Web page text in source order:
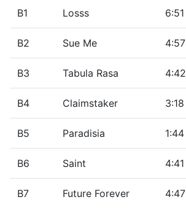
B1 Losss 6:51
B2 Sue Me 4:57
B3 Tabula Rasa 4:42
B4 Claimstaker 3:18
B5 Paradisia 1:44
B6 Saint 4:41
B7 Future Forever 4:47